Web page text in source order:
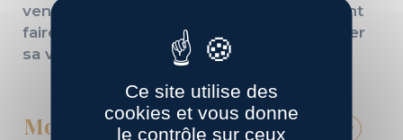
vendeurs de véhicules d’occasion, désirant
faire expertiser un véhicule ou faire évaluer
sa valeur.
Mon expertise
Ce site utilise des
cookies et vous donne
le contrôle sur ceux